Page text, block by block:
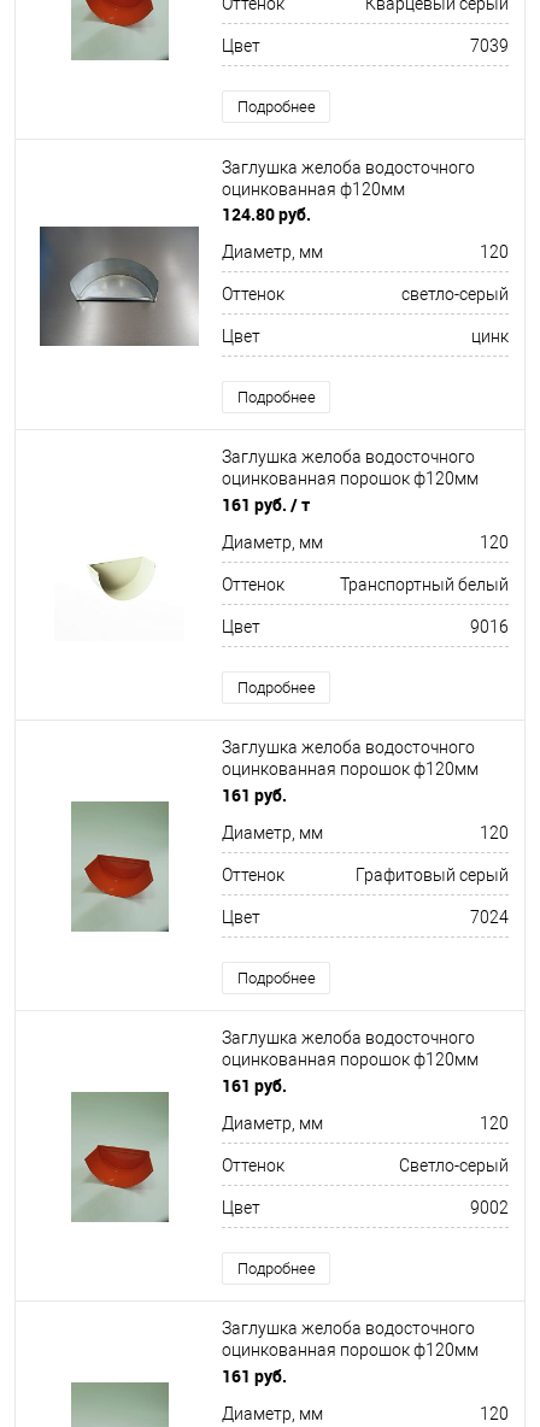
Цвет 7039
Подробнее
Заглушка желоба водосточного
оцинкованная ф120мм
124.80 руб.
Диаметр, мм 120
Оттенок светло-серый
Цвет цинк
Подробнее
Заглушка желоба водосточного
оцинкованная порошок ф120мм
RAL 9016
161 руб. / т
Диаметр, мм 120
Оттенок Транспортный белый
Цвет 9016
Подробнее
Заглушка желоба водосточного
оцинкованная порошок ф120мм
RAL 7024
161 руб.
Диаметр, мм 120
Оттенок Графитовый серый
Цвет 7024
Подробнее
Заглушка желоба водосточного
оцинкованная порошок ф120мм
RAL 9002
161 руб.
Диаметр, мм 120
Оттенок Светло-серый
Цвет 9002
Подробнее
Заглушка желоба водосточного
оцинкованная порошок ф120мм
RAL 3020
161 руб.
Диаметр, мм 120